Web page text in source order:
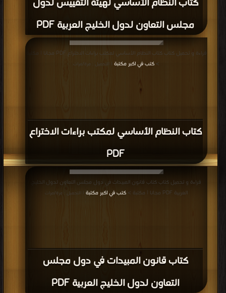
مجلس التعاون لدول الخليج العربية PDF
كتاب النظام الأساسي لمكتب براءات الاختراع
PDF
قراءة و تحميل كتاب كتاب النظام الأساسي لمكتب براءات الاختراع PDF مجانا | مكتبة
> كتب في اكبر مكتبة | التحميل : مرة/مرات
كتاب قانون المبيدات في دول مجلس
التعاون لدول الخليج العربية PDF
قراءة و تحميل كتاب كتاب قانون المبيدات في دول مجلس التعاون لدول الخليج
العربية PDF مجانا | مكتبة >
كتب في اكبر مكتبة | التحميل : مرة/مرات